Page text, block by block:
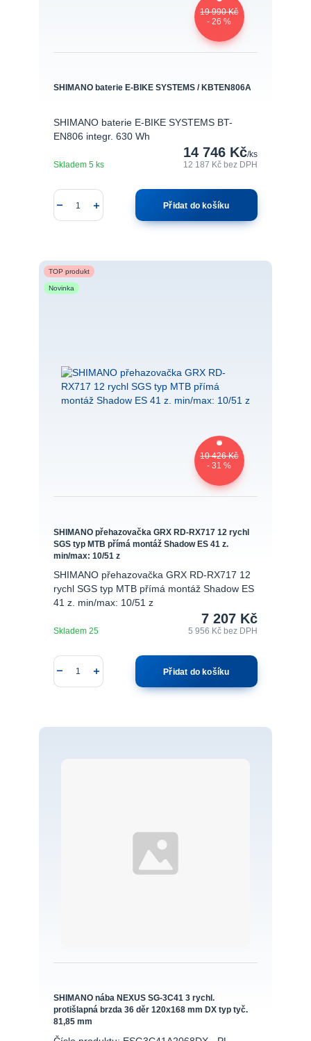
19 990 Kč
- 26 %
SHIMANO baterie E-BIKE SYSTEMS / KBTEN806A
SHIMANO baterie E-BIKE SYSTEMS BT-
EN806 integr. 630 Wh
14 746 Kč/ks
12 187 Kč bez DPH
Skladem 5 ks
Přidat do košíku
TOP produkt
Novinka
10 426 Kč
- 31 %
SHIMANO přehazovačka GRX RD-RX717 12 rychl
SGS typ MTB přímá montáž Shadow ES 41 z.
min/max: 10/51 z
SHIMANO přehazovačka GRX RD-RX717 12
rychl SGS typ MTB přímá montáž Shadow ES
41 z. min/max: 10/51 z
7 207 Kč
5 956 Kčbez DPH
Skladem 25
Přidat do košíku
SHIMANO nába NEXUS SG-3C41 3 rychl.
protišlapná brzda 36 děr 120x168 mm DX typ tyč.
81,85 mm